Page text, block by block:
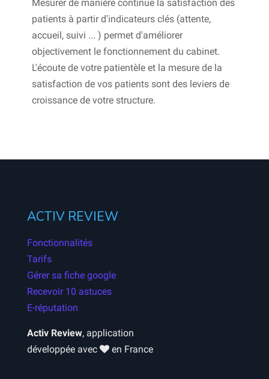
Mesurer de manière continue la satisfaction des
patients à partir d'indicateurs clés (attente,
accueil, suivi ... ) permet d'améliorer
objectivement le fonctionnement du cabinet.
L'écoute de votre patientèle et la mesure de la
satisfaction de vos patients sont des leviers de
croissance de votre structure.
ACTIV REVIEW
Fonctionnalités
Tarifs
Gérer sa fiche google
Recevoir 10 astuces
E-réputation
Activ Review, application
développée avec
en France